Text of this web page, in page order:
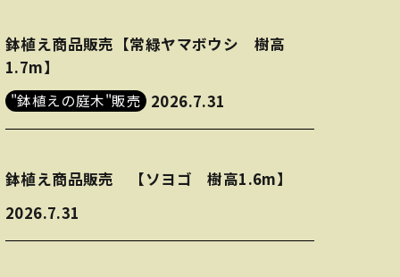
鉢植え商品販売【常緑ヤマボウシ 樹高
1.7m】
"鉢植えの庭木"販売 2026.7.31
鉢植え商品販売 【ソヨゴ 樹高1.6m】
2026.7.31